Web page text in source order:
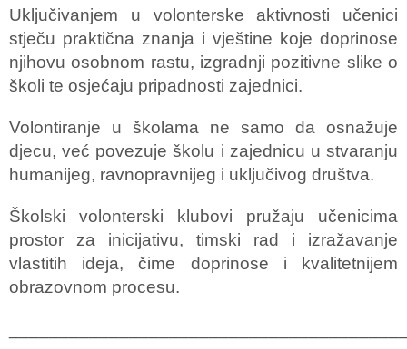
Uključivanjem u volonterske aktivnosti učenici
stječu praktična znanja i vještine koje doprinose
njihovu osobnom rastu, izgradnji pozitivne slike o
školi te osjećaju pripadnosti zajednici.
Volontiranje u školama ne samo da osnažuje
djecu, već povezuje školu i zajednicu u stvaranju
humanijeg, ravnopravnijeg i uključivog društva.
Školski volonterski klubovi pružaju učenicima
prostor za inicijativu, timski rad i izražavanje
vlastitih ideja, čime doprinose i kvalitetnijem
obrazovnom procesu.